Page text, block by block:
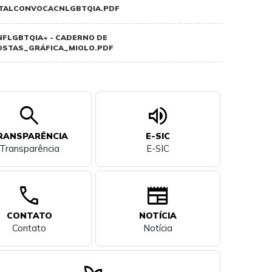
- CADERNO DE
search
Transparência
volume_up
E-SIC
E-SIC
call
CONTATO
Contato
newspaper
NOTÍCIA
Notícia